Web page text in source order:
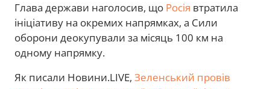
Глава держави наголосив, що Росія втратила
ініціативу на окремих напрямках, а Сили
оборони деокупували за місяць 100 км на
одному напрямку.
Як писали Новини.LIVE, Зеленський провів